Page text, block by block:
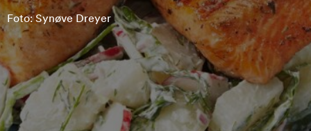
Foto: Synøve Dreyer